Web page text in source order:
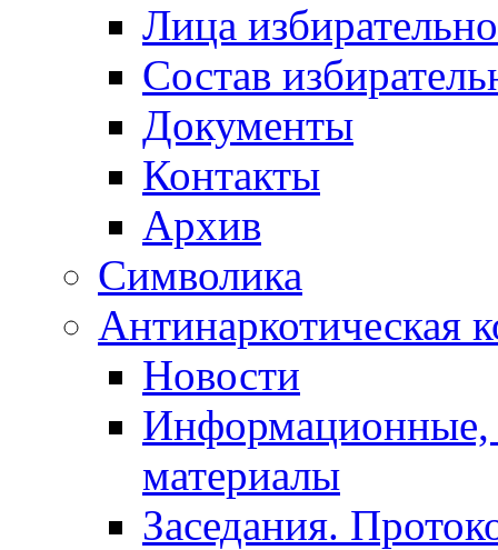
Лица
Состав
Документы
Контакты
Архив
Символика
Антинаркотическая
Новости
Информационные,
материалы
Заседания.